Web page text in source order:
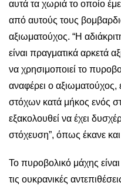
αυτά τα χωριά το οποίο
από αυτούς τους
αξιωματούχος. “Η
είναι πραγματικά αρκετά
να χρησιμοποιεί το
αναφέρει ο αξιωματούχος,
στόχων κατά μήκος ενός
εξακολουθεί να έχει
στόχευση”, όπως έκανε
Το πυροβολικό μάχης
τις ουκρανικές